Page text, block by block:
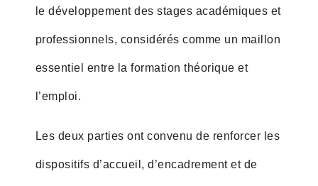
le développement des stages académiques et
professionnels, considérés comme un maillon
essentiel entre la formation théorique et
l’emploi.
Les deux parties ont convenu de renforcer les
dispositifs d’accueil, d’encadrement et de